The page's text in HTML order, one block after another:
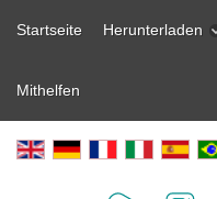
Startseite Herunterladen
Mithelfen